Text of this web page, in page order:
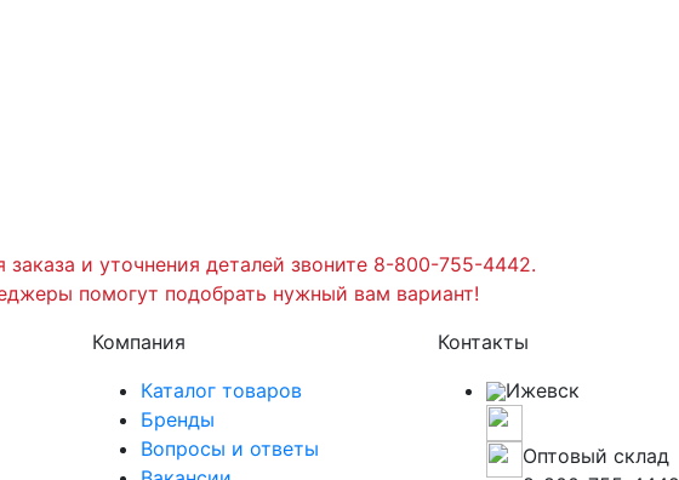
и уточнения деталей звоните 8-800-755-4442.
помогут подобрать нужный вам вариант!
Компания
Каталог товаров
Бренды
Вопросы и ответы
Контакты
Ижевск
Оптовый склад